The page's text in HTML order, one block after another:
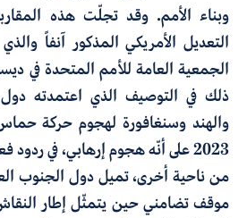
وبناء الأمم. وقد تجلّت هذه
التعديل الأمريكي المذكور آنفاً
الجمعية العامة للأمم المتحدة في ديسمبر
ذلك في التوصيف الذي اعتمدته دول
والهند وسنغافورة لهجوم حركة
2023 على أنّه هجوم إرهابي، في ردود فعلها الأولية.
من ناحية أخرى، تميل دول الجنوب
موقف تضامني حين يتمثّل إطار